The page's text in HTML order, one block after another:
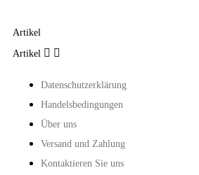
Artikel
Artikel  
Datenschutzerklärung
Handelsbedingungen
Über uns
Versand und Zahlung
Kontaktieren Sie uns